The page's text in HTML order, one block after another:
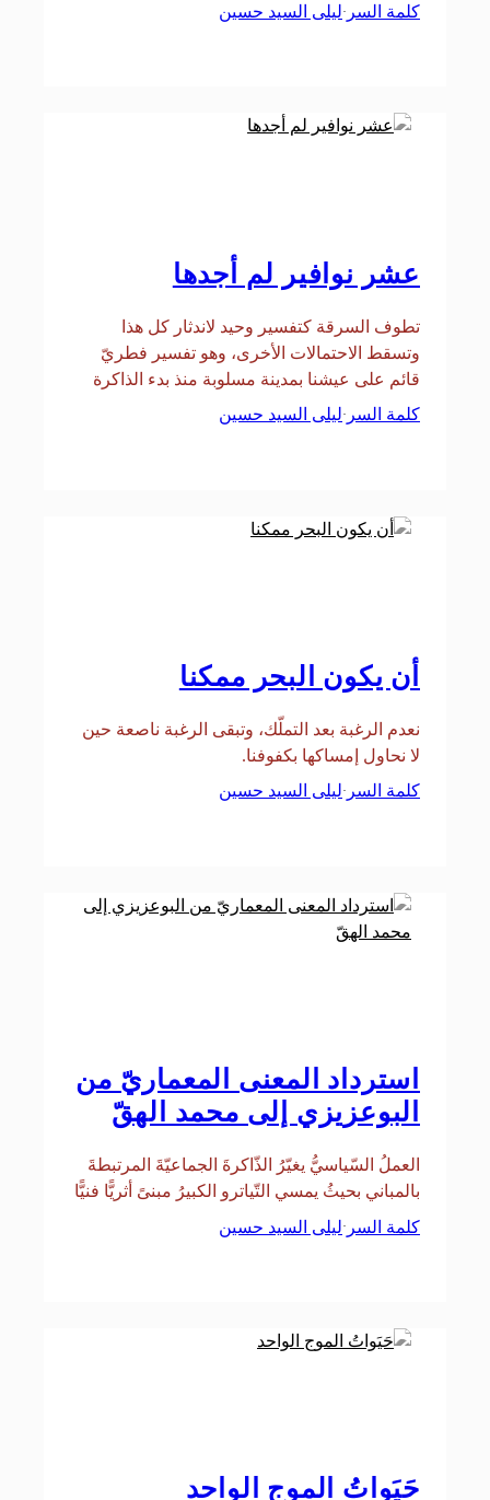
كلمة السر ·ليلى السيد حسين
عشر نوافير لم أجدها
تطوف السرقة كتفسير وحيد لاندثار كل هذا
وتسقط الاحتمالات الأخرى، وهو تفسير فطريّ
قائم على عيشنا بمدينة مسلوبة منذ بدء الذاكرة
كلمة السر ·ليلى السيد حسين
أن يكون البحر ممكنا
نعدم الرغبة بعد التملّك، وتبقى الرغبة ناصعة حين
لا نحاول إمساكها بكفوفنا.
كلمة السر ·ليلى السيد حسين
استرداد المعنى المعماريّ من
البوعزيزي إلى محمد الهقّ
العملُ السّياسيُّ يغيّرُ الذّاكرةَ الجماعيّةَ المرتبطةَ
بالمباني بحيثُ يمسي التّياترو الكبيرُ مبنىً أثريًّا فنيًّا
كلمة السر ·ليلى السيد حسين
حَيَواتُ الموج الواحد